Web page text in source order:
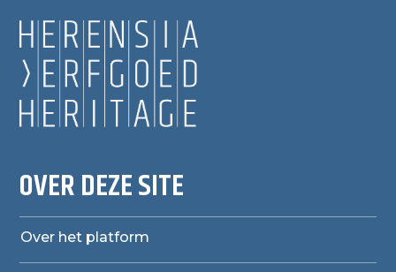
OVER DEZE SITE
Over het platform